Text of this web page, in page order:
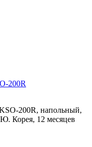
200R, напольный,
Корея, 12 месяцев